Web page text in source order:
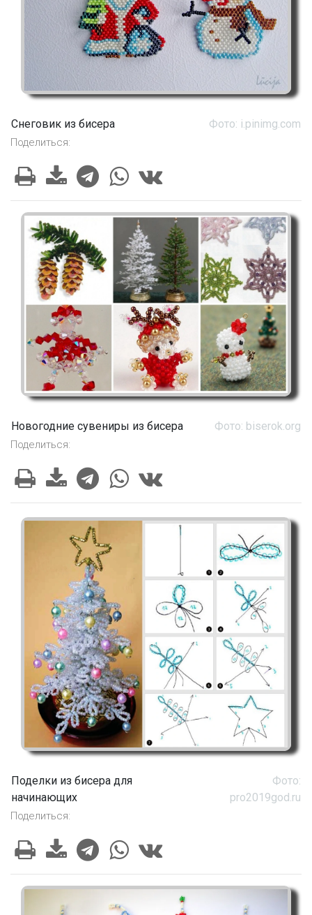
Снеговик из бисера Фото: i.pinimg.com
Поделиться:
Новогодние сувениры из бисера Фото: biserok.org
Поделиться:
Поделки из бисера для
начинающих
Фото:
pro2019god.ru
Поделиться: